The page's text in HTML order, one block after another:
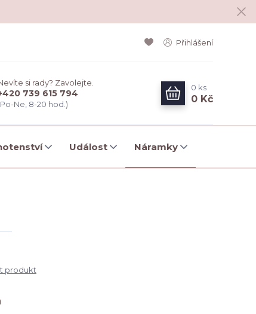
Přihlášení
si rady? Zavolejte.
739 615 794
Ne, 8-20 hod.)
0 ks
0 Kč
Událost Náramky
produkt